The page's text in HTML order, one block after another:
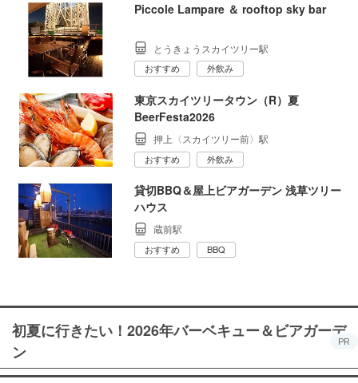
Piccole Lampare ＆ rooftop sky bar
とうきょうスカイツリー駅
おすすめ 外飲み
東京スカイツリータウン（R）夏
BeerFesta2026
押上〈スカイツリー前〉駅
おすすめ 外飲み
貸切BBQ＆屋上ビアガーデン 浅草ツリー
ハウス
蔵前駅
おすすめ BBQ
初夏に行きたい！2026年バーベキュー＆ビアガーデ
ン
PR